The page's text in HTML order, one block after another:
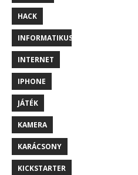
HACK
INFORMATIKUS
INTERNET
IPHONE
JÁTÉK
KAMERA
KARÁCSONY
KICKSTARTER